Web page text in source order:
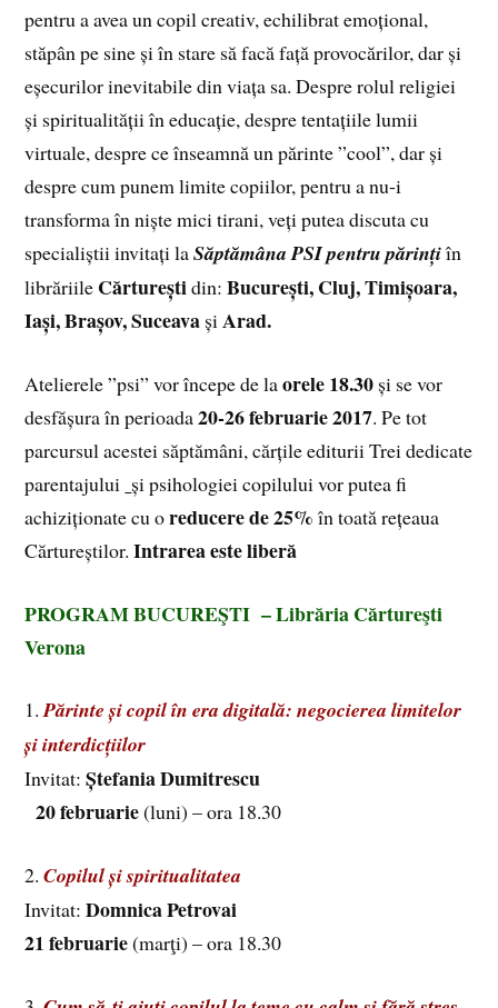
pentru a avea un copil creativ, echilibrat emoțional,
stăpân pe sine și în stare să facă față provocărilor, dar și
eșecurilor inevitabile din viața sa. Despre rolul religiei
și spiritualității în educație, despre tentațiile lumii
virtuale, despre ce înseamnă un părinte ”cool”, dar și
despre cum punem limite copiilor, pentru a nu-i
transforma în niște mici tirani, veți putea discuta cu
specialiștii invitați laSăptămâna PSI pentru părințiîn
librăriile Cărtureștidin:București, Cluj, Timișoara,
Iași, Brașov, Suceava șiArad.
Atelierele ”psi” vor începe de laorele 18.30 și se vor
desfășura în perioada20-26 februarie 2017. Pe tot
parcursul acestei săptămâni, cărțile editurii Trei dedicate
parentajului și psihologiei copilului vor putea fi
achiziționate cu oreducere de 25% în toată rețeaua
Cărtureștilor. Intrarea este liberă
PROGRAM BUCUREŞTI – Librăria Cărtureşti
Verona
1. Părinte și copil în era digitală: negocierea limitelor
și interdicțiilor
Invitat: Ștefania Dumitrescu
20 februarie(luni) – ora 18.30
2.Copilul și spiritualitatea
Invitat:Domnica Petrovai
21 februarie(marţi) – ora 18.30